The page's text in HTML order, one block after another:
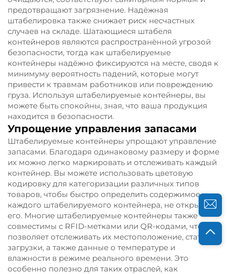
предотвращают загрязнение. Надёжная
штабелировка также снижает риск несчастных
случаев на складе. Шатающиеся штабеля
контейнеров являются распространённой угрозой
безопасности, тогда как штабелируемые
контейнеры надёжно фиксируются на месте, сводя к
минимуму вероятность падений, которые могут
привести к травмам работников или повреждению
груза. Используя штабелируемые контейнеры, вы
можете быть спокойны, зная, что ваша продукция
находится в безопасности.
Упрощение управления запасами
Штабелируемые контейнеры упрощают управление
запасами. Благодаря одинаковому размеру и форме
их можно легко маркировать и отслеживать каждый
контейнер. Вы можете использовать цветовую
кодировку для категоризации различных типов
товаров, чтобы быстро определить содержимое
каждого штабелируемого контейнера, не открывая
его. Многие штабелируемые контейнеры также
совместимы с RFID-метками или QR-кодами, что
позволяет отслеживать их местоположение, статус
загрузки, а также данные о температуре и
влажности в режиме реального времени. Это
особенно полезно для таких отраслей, как